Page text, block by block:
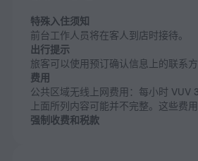
特殊入住须知
前台工作人员将在客人到店时接待。
出行提示
旅客可以使用预订确认信息上的联系
费用
公共区域无线上网费用：每小时 VUV
上面所列内容可能并不完整。这些费
强制收费和税款